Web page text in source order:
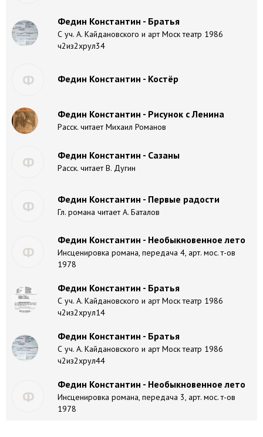
Федин Константин - Братья
С уч. А. Кайдановского и арт Моск театр 1986
ч2из2хрул34
Ф Федин Константин - Костёр
Федин Константин - Рисунок с Ленина
Расск. читает Михаил Романов
Ф Федин Константин - Сазаны
Расск. читает В. Дугин
Ф Федин Константин - Первые радости
Гл. романа читает А. Баталов
Ф
Федин Константин - Необыкновенное лето
Инсценировка романа, передача 4, арт. мос. т-ов
1978
Федин Константин - Братья
С уч. А. Кайдановского и арт Моск театр 1986
ч2из2хрул14
Федин Константин - Братья
С уч. А. Кайдановского и арт Моск театр 1986
ч2из2хрул44
Ф
Федин Константин - Необыкновенное лето
Инсценировка романа, передача 3, арт. мос. т-ов
1978